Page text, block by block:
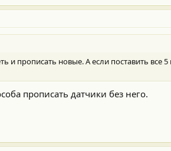
и прописать новые. А если поставить все
прописать датчики без него.